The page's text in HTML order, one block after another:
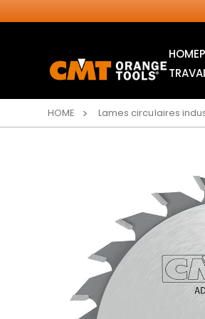
LAMES CIRCULAIRES
INDUSTRIELLES
HOME Lames circulaires